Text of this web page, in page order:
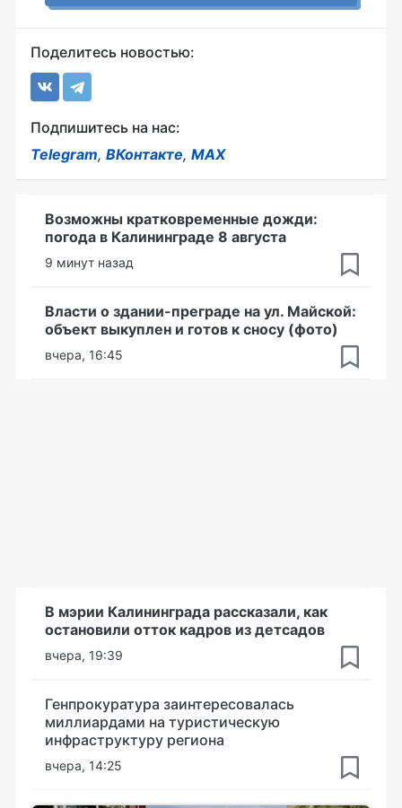
Поделитесь новостью:
Подпишитесь на нас:
Telegram, ВКонтакте, MAX
Возможны кратковременные дожди:
погода в Калининграде 8 августа
9 минут назад
Власти о здании-преграде на ул. Майской:
объект выкуплен и готов к сносу (фото)
вчера, 16:45
В мэрии Калининграда рассказали, как
остановили отток кадров из детсадов
вчера, 19:39
Генпрокуратура заинтересовалась
миллиардами на туристическую
инфраструктуру региона
вчера, 14:25